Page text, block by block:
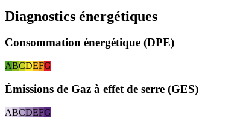
Diagnostics énergétiques
Consommation énergétique (DPE)
ABCDEFG
Émissions de Gaz à effet de serre (GES)
ABCDEFG